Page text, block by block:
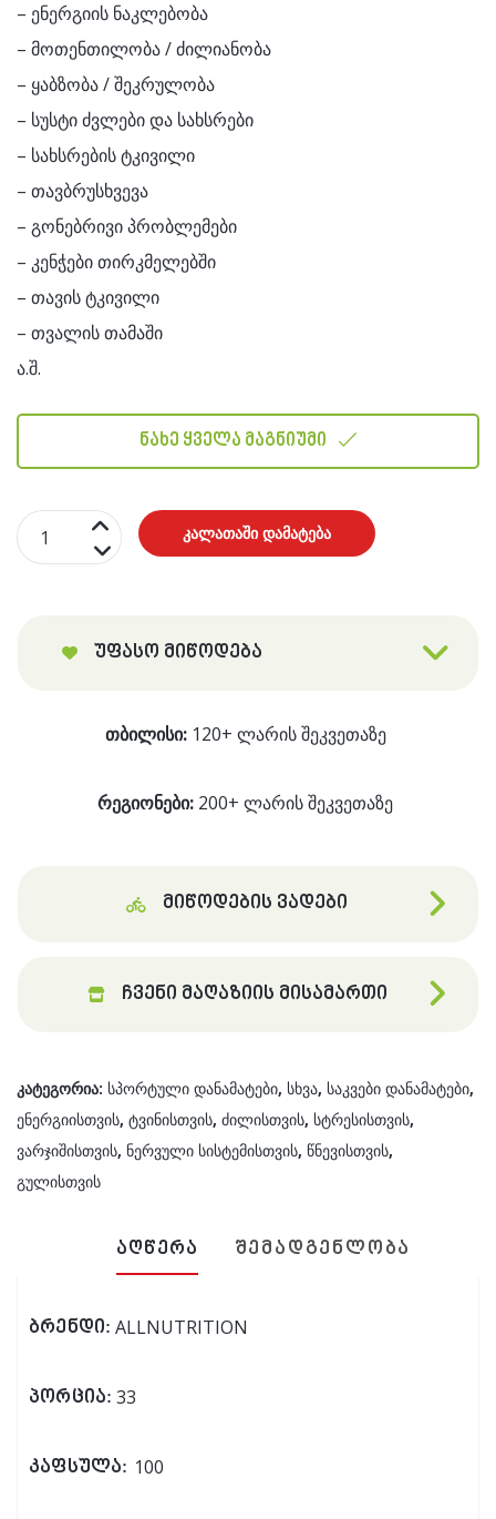
– ენერგიის ნაკლებობა
– მოთენთილობა / ძილიანობა
– ყაბზობა / შეკრულობა
– სუსტი ძვლები და სახსრები
– სახსრების ტკივილი
– თავბრუსხვევა
– გონებრივი პრობლემები
– კენჭები თირკმელებში
– თავის ტკივილი
– თვალის თამაში
ა.შ.
ნახე ყველა მაგნიუმი
რაოდენობა:
მაგნიუმის
კალათაში დამატება
უფასო მიწოდება
თბილისი:120+ ლარის შეკვეთაზე
რეგიონები: 200+ ლარის შეკვეთაზე
მიწოდების ვადები
ჩვენი მაღაზიის მისამართი
კატეგორია: სპორტული დანამატები, სხვა, საკვები დანამატები,
ენერგიისთვის, ტვინისთვის, ძილისთვის, სტრესისთვის,
ვარჯიშისთვის, ნერვული სისტემისთვის, წნევისთვის,
გულისთვის
აღწერა შემადგენლობა
ბრენდი: ALLNUTRITION
პორცია: 33
კაფსულა: 100